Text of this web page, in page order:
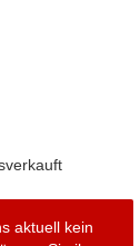
aktuell kein